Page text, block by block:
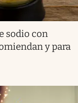
sodio con
y para